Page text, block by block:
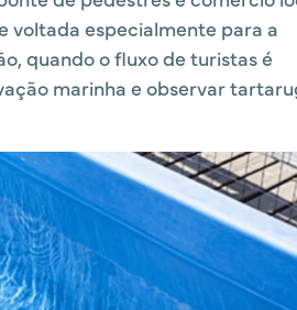
voltada especialmente para a
quando o fluxo de turistas é
marinha e observar